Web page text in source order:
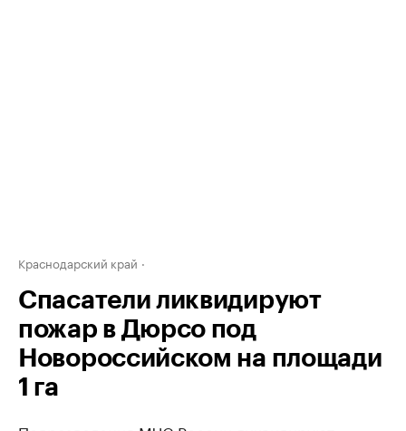
Краснодарский край
Спасатели ликвидируют
пожар в Дюрсо под
Новороссийском на площади
1 га